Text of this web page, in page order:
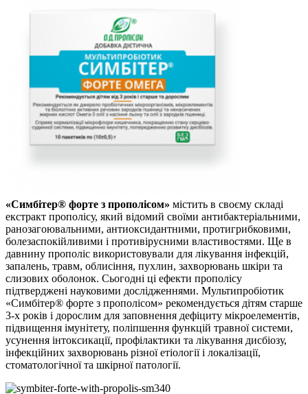
«Симбітер® форте з прополісом» містить в своєму складі
екстракт прополісу, який відомий своїми антибактеріальними,
ранозагоювальними, антиоксидантними, протигрибковими,
болезаспокійливими і противірусними властивостями. Ще в
давнину прополіс використовували для лікування інфекцій,
запалень, травм, облисіння, пухлин, захворювань шкіри та
слизових оболонок. Сьогодні ці ефекти прополісу
підтверджені науковими дослідженнями. Мультипробіотик
«Симбітер® форте з прополісом» рекомендується дітям старше
3-х років і дорослим для заповнення дефіциту мікроелементів,
підвищення імунітету, поліпшення функцій травної системи,
усунення інтоксикації, профілактики та лікування дисбіозу,
інфекційних захворювань різної етіології і локалізації,
стоматологічної та шкірної патології.